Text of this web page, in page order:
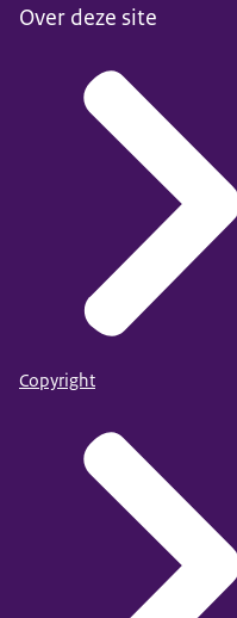
Over deze site
Copyright